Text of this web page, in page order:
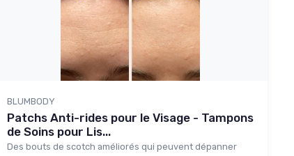
BLUMBODY
Patchs Anti-rides pour le Visage - Tampons
de Soins pour Lis...
Des bouts de scotch améliorés qui peuvent dépanner